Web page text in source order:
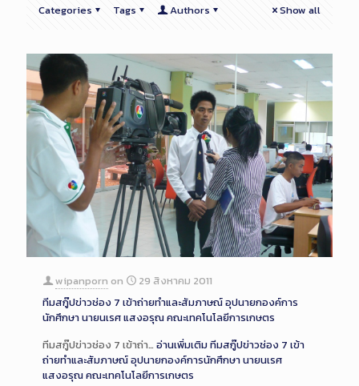
Categories Tags Authors Show all
wipanporn on
29 สิงหาคม 2011
ทีมสกู๊ปข่าวช่อง 7 เข้าถ่ายทำและสัมภาษณ์ อุปนายกองค์การ
นักศึกษา นายนเรศ แสงอรุณ คณะเทคโนโลยีการเกษตร
ทีมสกู๊ปข่าวช่อง 7 เข้าถ่า… อ่านเพิ่มเติมทีมสกู๊ปข่าวช่อง 7 เข้า
ถ่ายทำและสัมภาษณ์ อุปนายกองค์การนักศึกษา นายนเรศ
แสงอรุณ คณะเทคโนโลยีการเกษตร